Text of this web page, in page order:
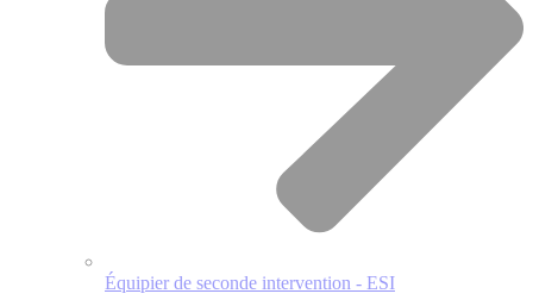
Équipier de seconde intervention - ESI